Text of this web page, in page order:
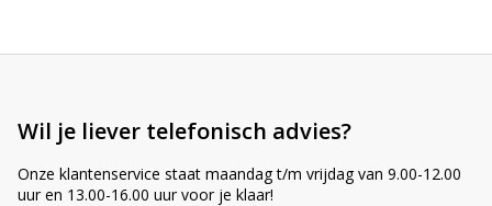
Wil je liever telefonisch advies?
Onze klantenservice staat maandag t/m vrijdag van 9.00-12.00
uur en 13.00-16.00 uur voor je klaar!
e